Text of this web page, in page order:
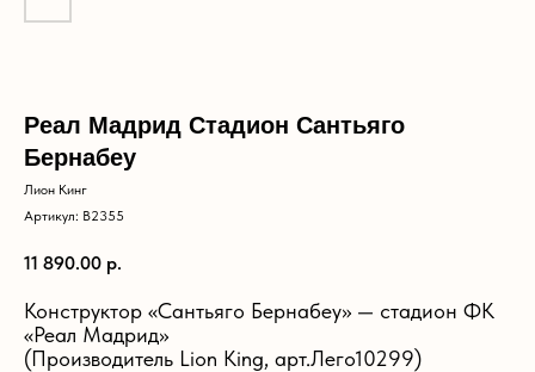
Реал Мадрид Стадион Сантьяго
Бернабеу
Лион Кинг
Артикул: B2355
11 890.00 р.
Конструктор «Сантьяго Бернабеу» — стадион ФК
«Реал Мадрид»
(Производитель Lion King, арт.Лего10299)